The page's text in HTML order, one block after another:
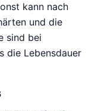
kann nach
und die
sind bei
die Lebensdauer